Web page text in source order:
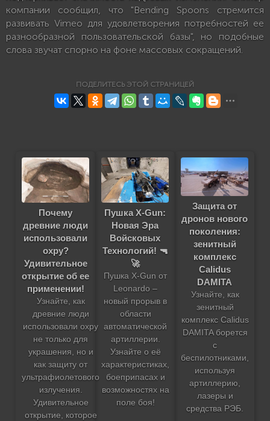
компании сообщил, что "Bending Spoons стремится
развивать Vimeo для удовлетворения потребностей ее
разнообразной пользовательской базы", но подобные
слова звучат спорно на фоне массовых сокращений.
ПОДЕЛИТЕСЬ ЭТОЙ СТРАНИЦЕЙ
Почему
древние люди
использовали
охру?
Удивительное
открытие об ее
применении!
Узнайте, как
древние люди
использовали охру
не только для
украшения, но и
как защиту от
ультрафиолетового
излучения.
Удивительное
открытие, которое
Пушка X-Gun:
Новая Эра
Войсковых
Технологий! 🔫
🚀
Пушка X-Gun от
Leonardo –
новый прорыв в
области
автоматической
артиллерии.
Узнайте о её
характеристиках,
боеприпасах и
возможностях на
поле боя!
Защита от
дронов нового
поколения:
зенитный
комплекс
Calidus
DAMITA
Узнайте, как
зенитный
комплекс Calidus
DAMITA борется
с
беспилотниками,
используя
артиллерию,
лазеры и
средства РЭБ.